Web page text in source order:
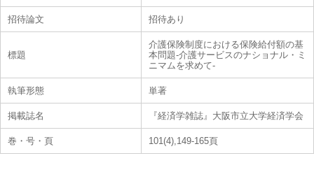
招待論文 招待あり
標題
介護保険制度における保険給付額の基
本問題-介護サービスのナショナル・ミ
ニマムを求めて-
執筆形態 単著
掲載誌名 『経済学雑誌』大阪市立大学経済学会
巻・号・頁 101(4),149-165頁